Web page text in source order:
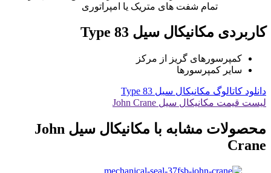
تمام شفت های متریک یا امپراتوری
کاربردی مکانیکال سیل Type 83
کمپرسورهای گریز از مرکز
سایر کمپرسورها
دانلود کاتالوگ مکانیکال سیل Type 83
لیست قیمت مکانیکال سیل John Crane
محصولات مشابه با مکانیکال سیل John
Crane